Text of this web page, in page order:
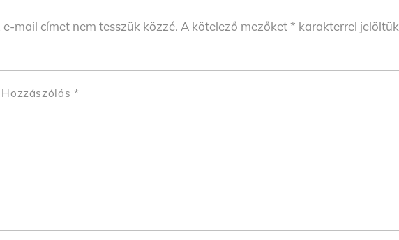
e-mail címet nem tesszük közzé. A kötelező mezőket* karakterrel jelöltük
Hozzászólás *